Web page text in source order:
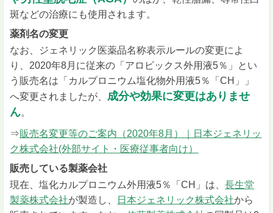
斑などの治療にも使用されます。
薬剤名の変更
なお、ジェネリック医薬品名称表示ルールの変更によ
り、2020年8月に従来の「アロビックス外用液5％」とい
う販売名は「カルプロニウム塩化物外用液5％「CH」」
へ変更されましたが、 成分や効果に変更はありませ
ん。
⇒販売名変更等のご案内（2020年8月）｜日本ジェネリッ
ク株式会社(外部サイト・医療従事者向け）
販売している製薬会社
現在、塩化カルプロニウム外用液5％「CH」は、長生堂
製薬株式会社が製造し、 日本ジェネリック株式会社から